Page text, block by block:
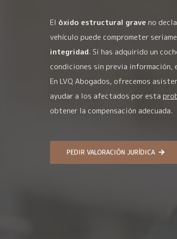
El óxido estructural grave no
vehículo puede comprometer
integridad. Si has adquirido un
condiciones sin previa información,
En LVQ Abogados, ofrecemos
ayudar a los afectados por esta
obtener la compensación adecuada.
PEDIR VALORACIÓN JURÍDICA